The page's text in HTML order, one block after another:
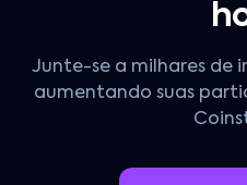
Junte-se a milhares de
aumentando suas